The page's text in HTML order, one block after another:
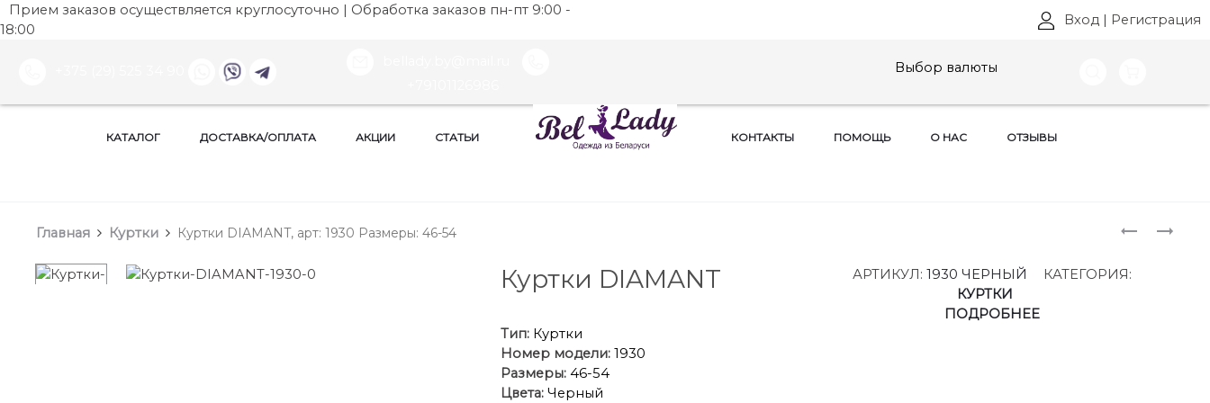
Прием заказов осуществляется круглосуточно | Обработка заказов пн-пт 9:00 -
18:00
Вход | Регистрация
Выбор валюты
КАТАЛОГ ДОСТАВКА/ОПЛАТА АКЦИИ СТАТЬИ КОНТАКТЫ ПОМОЩЬ О НАС ОТЗЫВЫ
ПЛАТЬЯ
Главная Куртки Куртки DIAMANT, арт: 1930 Размеры: 46-54
Куртки DIAMANT АРТИКУЛ: 1930 ЧЕРНЫЙ
КАТЕГОРИЯ:
КУРТКИ
ПОДРОБНЕЕ
Тип:Куртки
Номер модели:1930
Размеры:46-54
Цвета: Черный